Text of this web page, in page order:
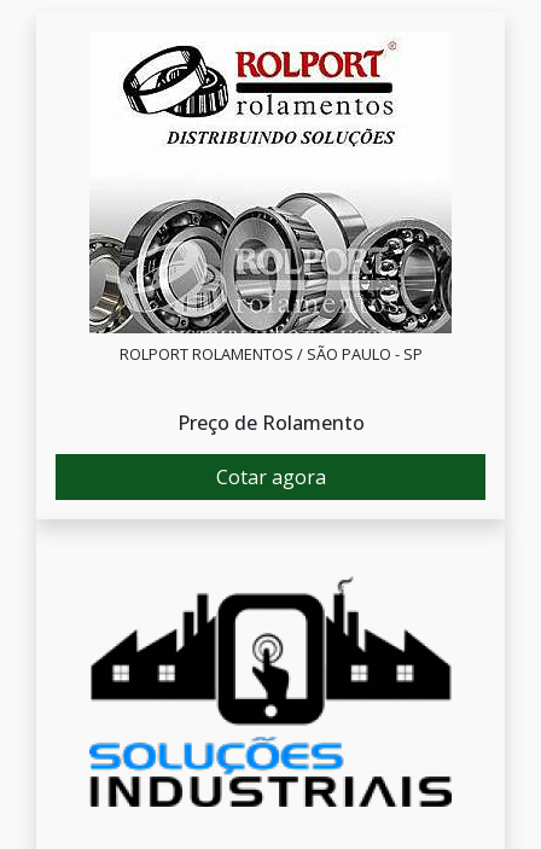
ROLPORT ROLAMENTOS / SÃO PAULO - SP
Preço de Rolamento
Cotar agora